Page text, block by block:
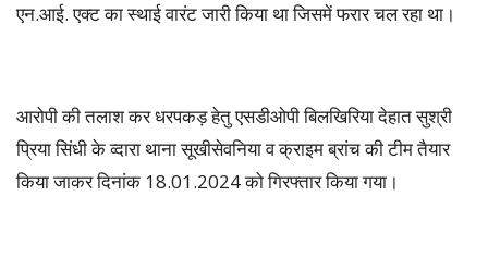
एन.आई. एक्ट का स्थाई वारंट जारी किया था जिसमें फरार चल रहा था।
आरोपी की तलाश कर धरपकड़ हेतु एसडीओपी बिलखिरिया देहात सुश्री
प्रिया सिंधी के व्दारा थाना सूखीसेवनिया व क्राइम ब्रांच की टीम तैयार
किया जाकर दिनांक 18.01.2024 को गिरफ्तार किया गया।